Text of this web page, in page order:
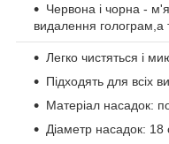
Червона і чорна -
видалення голограм,а
Легко чистяться і
Підходять для всіх
Матеріал насадок:
Діаметр насадок: 18